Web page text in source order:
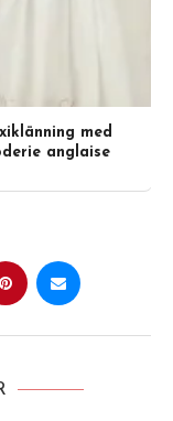
med
anglaise